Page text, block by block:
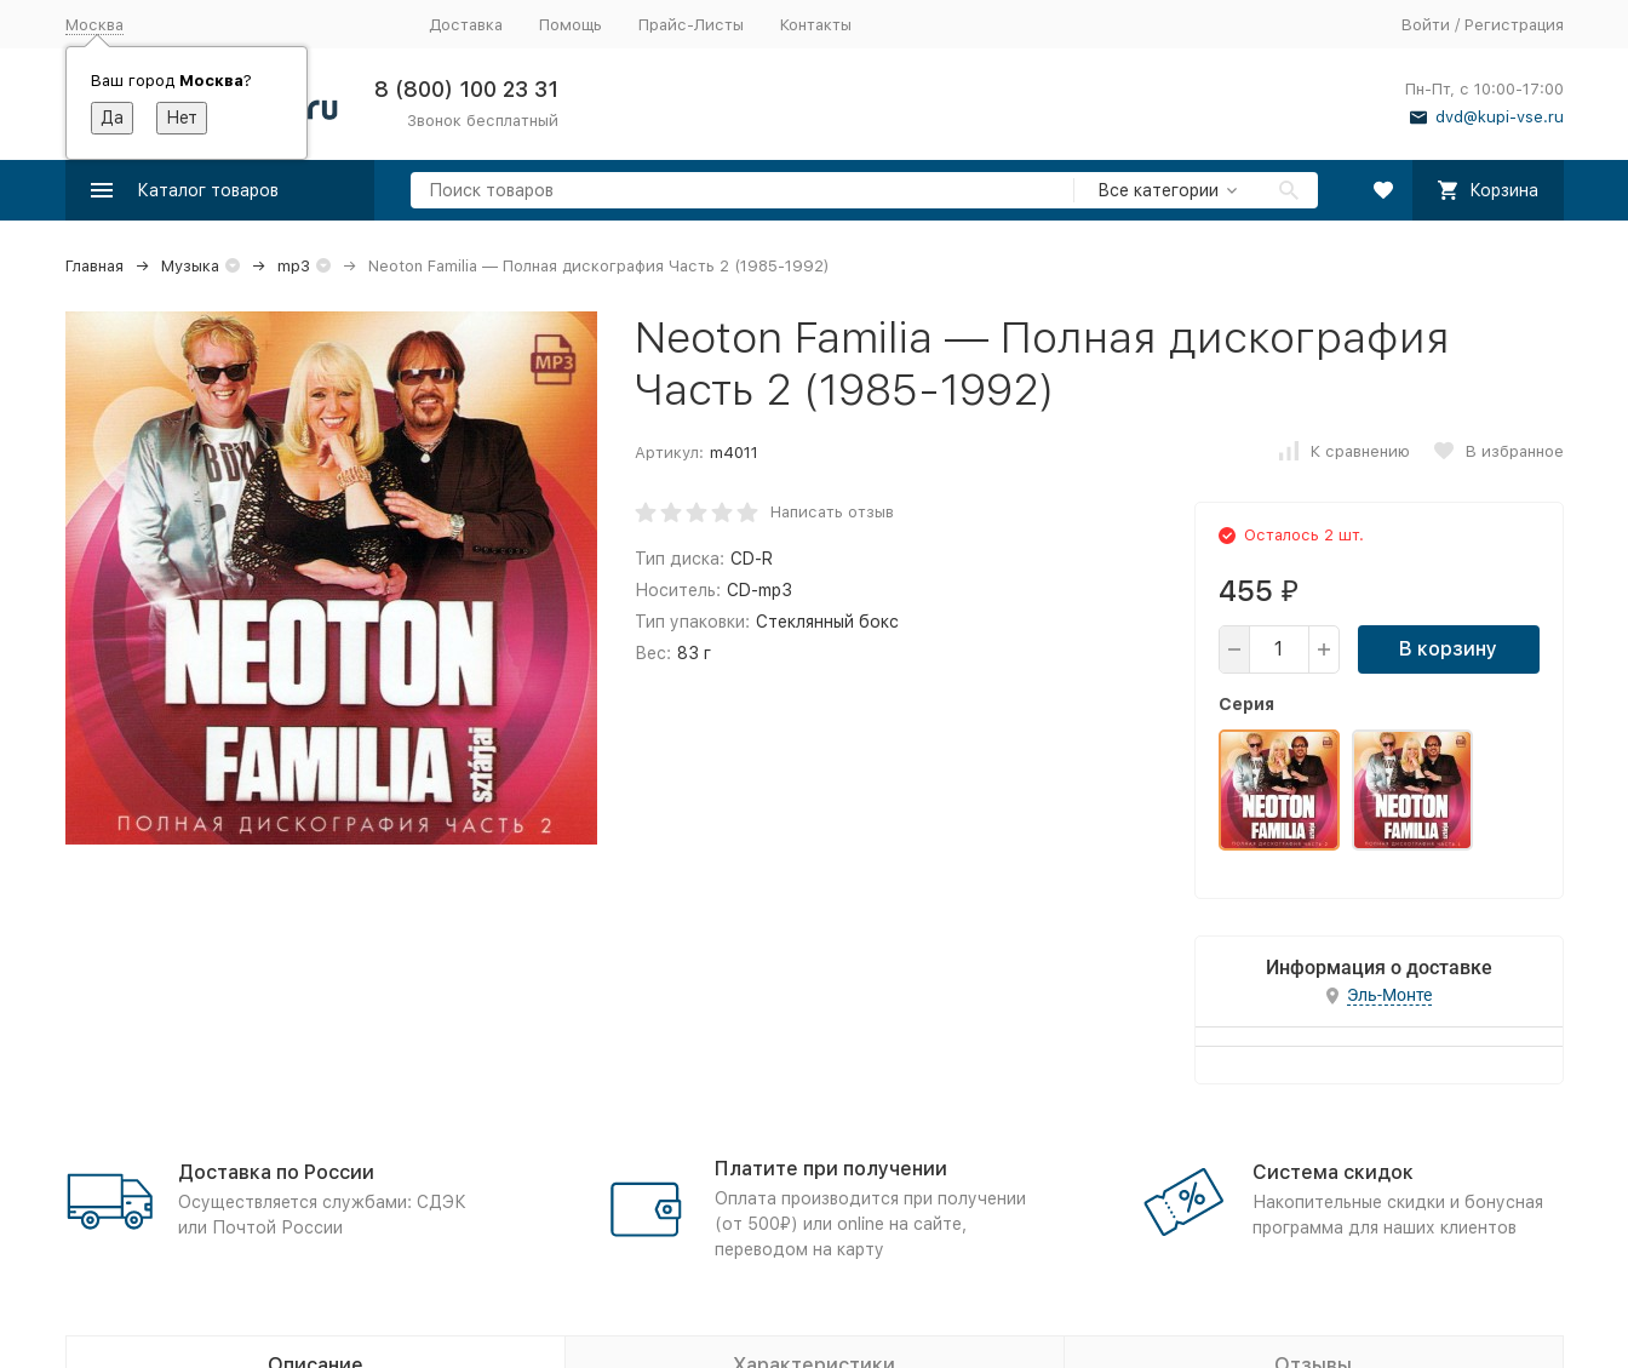
Москва
Ваш город Москва?
Доставка Помощь Прайс-Листы Контакты Войти / Регистрация
8 (800) 100 23 31
Звонок бесплатный
Пн-Пт, с 10:00-17:00
dvd@kupi-vse.ru
Каталог товаров Все категории Корзина
Главная Музыка mp3 Neoton Familia — Полная дискография Часть 2 (1985-1992)
Neoton Familia — Полная дискография
Часть 2 (1985-1992)
Артикул: m4011 К сравнению В избранное
Написать отзыв
Тип диска: CD-R
Носитель: CD-mp3
Тип упаковки: Стеклянный бокс
Вес: 83 г
Осталось 2 шт.
455 ₽
В корзину
Серия
Информация о доставке
Эль-Монте
Доставка по России
Осуществляется службами: СДЭК
или Почтой России
Платите при получении
Оплата производится при получении
(от 500₽) или online на сайте,
переводом на карту
Система скидок
Накопительные скидки и бонусная
программа для наших клиентов